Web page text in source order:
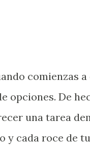
comienzas
opciones. De
una tarea
y cada roce de